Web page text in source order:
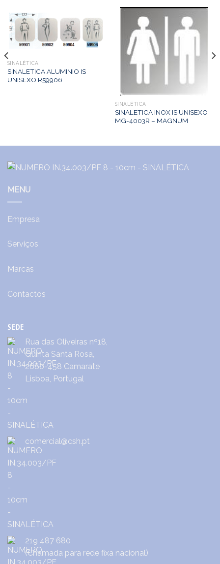
SINALÉTICA
SINALETICA ALUMINIO IS
UNISEXO R59906
SINALÉTICA
SINALETICA INOX IS UNISEXO
MG-4003R – MAGNUM
MENU
Empresa
Serviços
Marcas
Contactos
SEDE
Rua das Oliveiras nº18,
Quinta Santa Rosa,
2680-458 Camarate
Lisboa, Portugal
comercial@csh.pt
219 487 680
(Chamada para rede fixa nacional)